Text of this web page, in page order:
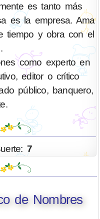
es tanto más
es la empresa. Ama
tiempo y obra con el
como experto en
editor o crítico
público, banquero,
7
de Nombres